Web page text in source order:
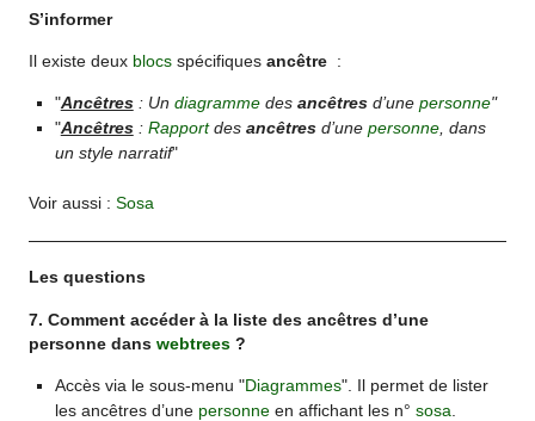
S’informer
Il existe deux blocs spécifiquesancêtre :
"Ancêtres: Un diagrammedes ancêtresd’une personne"
"Ancêtres: Rapportdes ancêtresd’une personne, dans
un style narratif"
Voir aussi :Sosa
Les questions
7. Comment accéder à la liste des ancêtres d’une
personne danswebtrees ?
Accès via le sous-menu "Diagrammes". Il permet de lister
les ancêtres d’une personneen affichant les n° sosa